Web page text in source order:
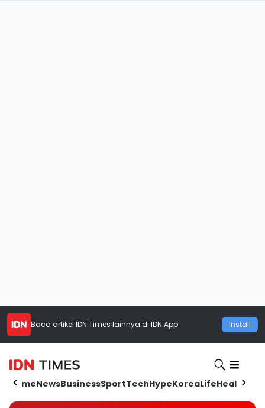
Baca artikel IDN Times lainnya di IDN App Install
HomeNewsBusinessSportTechHypeKoreaLifeHealth